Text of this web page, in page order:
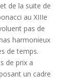
de la suite de
au XIIIe
pas de
harmonieux
de temps.
de prix a
un cadre